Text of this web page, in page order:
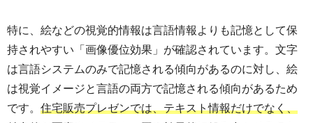
特に、絵などの視覚的情報は言語情報よりも記憶として保
持されやすい「画像優位効果」が確認されています。文字
は言語システムのみで記憶される傾向があるのに対し、絵
は視覚イメージと言語の両方で記憶される傾向があるため
です。 住宅販売プレゼンでは、テキスト情報だけでなく、